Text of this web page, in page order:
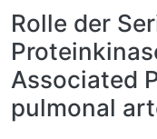
Rolle der
Associated
pulmonal